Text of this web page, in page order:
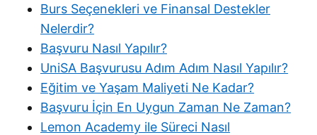
Burs Seçenekleri ve Finansal Destekler
Nelerdir?
Başvuru Nasıl Yapılır?
UniSA Başvurusu Adım Adım Nasıl Yapılır?
Eğitim ve Yaşam Maliyeti Ne Kadar?
Başvuru İçin En Uygun Zaman Ne Zaman?
Lemon Academy ile Süreci Nasıl